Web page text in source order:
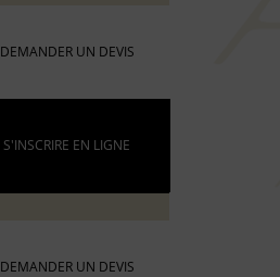
DEMANDER UN DEVIS
S'INSCRIRE EN LIGNE
DEMANDER UN DEVIS